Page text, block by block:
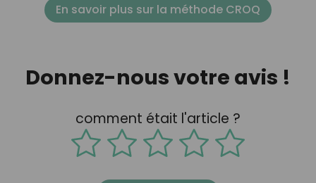
En savoir plus sur la méthode CROQ
Donnez-nous votre avis !
comment était l'article ?